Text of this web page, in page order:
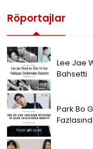
Röportajlar
Lee Jae
Bahsetti
Park Bo